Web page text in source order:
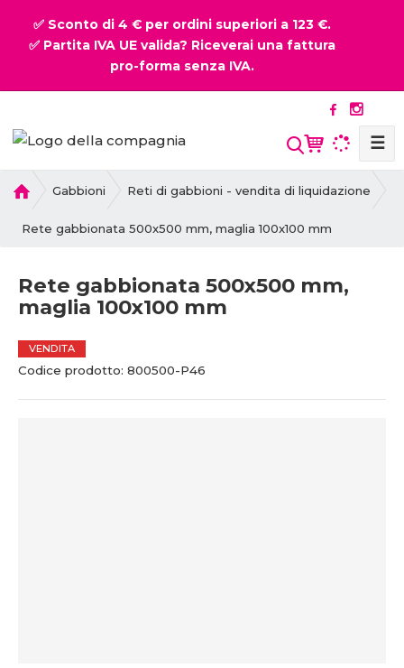
✅ Sconto di 4 € per ordini superiori a 123 €.
✅ Partita IVA UE valida? Riceverai una fattura
pro-forma senza IVA.
☰
i
p
a
i
n
Gabbioni Reti di gabbioni - vendita di liquidazione
Rete gabbionata 500x500 mm, maglia 100x100 mm
Rete gabbionata 500x500 mm,
maglia 100x100 mm
VENDITA
Codice prodotto: 800500-P46